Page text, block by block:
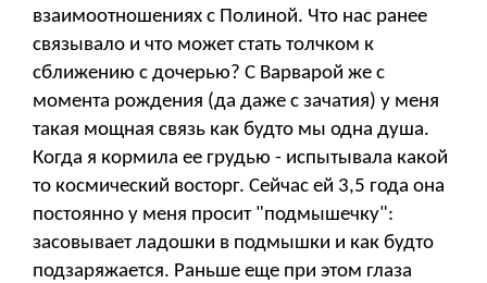
взаимоотношениях с Полиной. Что нас ранее
связывало и что может стать толчком к
сближению с дочерью? С Варварой же с
момента рождения (да даже с зачатия) у меня
такая мощная связь как будто мы одна душа.
Когда я кормила ее грудью - испытывала какой
то космический восторг. Сейчас ей 3,5 года она
постоянно у меня просит "подмышечку":
засовывает ладошки в подмышки и как будто
подзаряжается. Раньше еще при этом глаза